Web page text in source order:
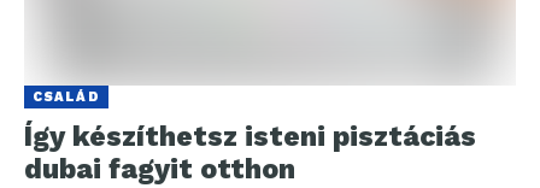
CSALÁD
Így készíthetsz isteni pisztáciás
dubai fagyit otthon